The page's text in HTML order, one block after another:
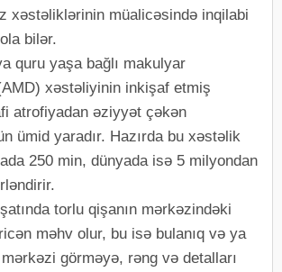
xəstəliklərinin müalicəsində inqilabi
bilər.
quru yaşa bağlı makulyar
xəstəliyinin inkişaf etmiş
atrofiyadan əziyyət çəkən
ümid yaradır. Hazırda bu xəstəlik
250 min, dünyada isə 5 milyondan
torlu qişanın mərkəzindəki
məhv olur, bu isə bulanıq və ya
görməyə, rəng və detalları